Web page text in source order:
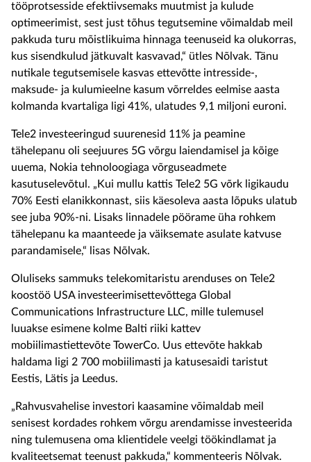
tööprotsesside efektiivsemaks muutmist ja kulude
optimeerimist, sest just tõhus tegutsemine võimaldab meil
pakkuda turu mõistlikuima hinnaga teenuseid ka olukorras,
kus sisendkulud jätkuvalt kasvavad,“ ütles Nõlvak. Tänu
nutikale tegutsemisele kasvas ettevõtte intresside-,
maksude- ja kulumieelne kasum võrreldes eelmise aasta
kolmanda kvartaliga ligi 41%, ulatudes 9,1 miljoni euroni.
Tele2 investeeringud suurenesid 11% ja peamine
tähelepanu oli seejuures 5G võrgu laiendamisel ja kõige
uuema, Nokia tehnoloogiaga võrguseadmete
kasutuselevõtul. „Kui mullu kattis Tele2 5G võrk ligikaudu
70% Eesti elanikkonnast, siis käesoleva aasta lõpuks ulatub
see juba 90%-ni. Lisaks linnadele pöörame üha rohkem
tähelepanu ka maanteede ja väiksemate asulate katvuse
parandamisele,“ lisas Nõlvak.
Oluliseks sammuks telekomitaristu arenduses on Tele2
koostöö USA investeerimisettevõttega Global
Communications Infrastructure LLC, mille tulemusel
luuakse esimene kolme Balti riiki kattev
mobiilimastiettevõte TowerCo. Uus ettevõte hakkab
haldama ligi 2 700 mobiilimasti ja katusesaidi taristut
Eestis, Lätis ja Leedus.
„Rahvusvahelise investori kaasamine võimaldab meil
senisest kordades rohkem võrgu arendamisse investeerida
ning tulemusena oma klientidele veelgi töökindlamat ja
kvaliteetsemat teenust pakkuda,“ kommenteeris Nõlvak.